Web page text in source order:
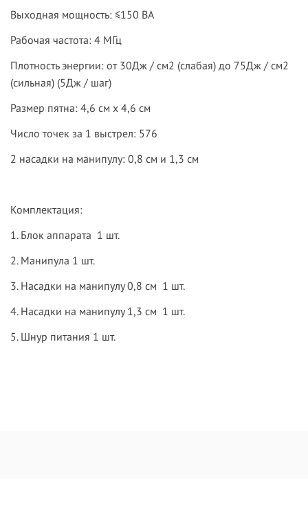
Выходная мощность: ≤150 ВА
Рабочая частота: 4 МГц
Плотность энергии: от 30Дж / см2 (слабая) до 75Дж / см2
(сильная) (5Дж / шаг)
Размер пятна: 4,6 см х 4,6 см
Число точек за 1 выстрел: 576
2 насадки на манипулу: 0,8 см и 1,3 см
Комплектация:
1. Блок аппарата 1 шт.
2. Манипула 1 шт.
3. Насадки на манипулу 0,8 см 1 шт.
4. Насадки на манипулу 1,3 см 1 шт.
5. Шнур питания 1 шт.